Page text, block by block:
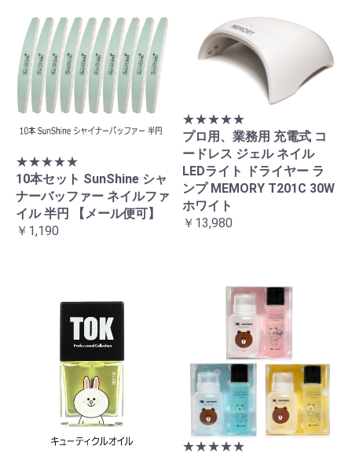
★★★★★
10本セット SunShine シャ
ナーバッファー ネイルファ
イル 半円 【メール便可】
￥1,190
★★★★★
プロ用、業務用 充電式 コ
ードレス ジェル ネイル
LEDライト ドライヤー ラ
ンプ MEMORY T201C 30W
ホワイト
￥13,980
★★★★★